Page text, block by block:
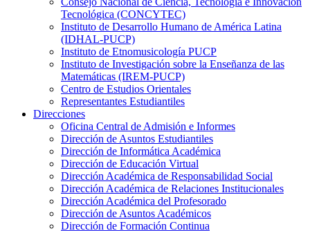
Tecnológica (CONCYTEC)
Instituto de Desarrollo Humano de América Latina
(IDHAL-PUCP)
Instituto de Etnomusicología PUCP
Instituto de Investigación sobre la Enseñanza de las
Matemáticas (IREM-PUCP)
Centro de Estudios Orientales
Representantes Estudiantiles
Direcciones
Oficina Central de Admisión e Informes
Dirección de Asuntos Estudiantiles
Dirección de Informática Académica
Dirección de Educación Virtual
Dirección Académica de Responsabilidad Social
Dirección Académica de Relaciones Institucionales
Dirección Académica del Profesorado
Dirección de Asuntos Académicos
Dirección de Formación Continua